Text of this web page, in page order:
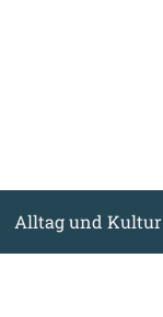
Alltag und Kultur